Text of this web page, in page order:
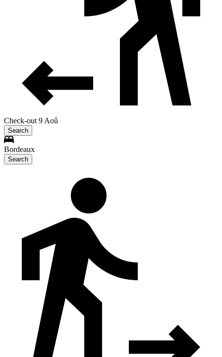
Check-out 9 Aoû
Search
Bordeaux
Search